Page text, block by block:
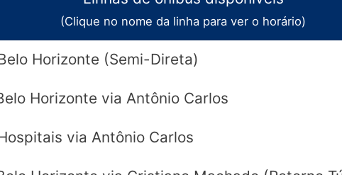
(Clique no nome da linha para ver o horário)
Horizonte (Semi-Direta)
Horizonte via Antônio Carlos
via Antônio Carlos